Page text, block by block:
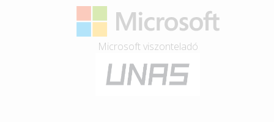
Microsoft viszonteladó